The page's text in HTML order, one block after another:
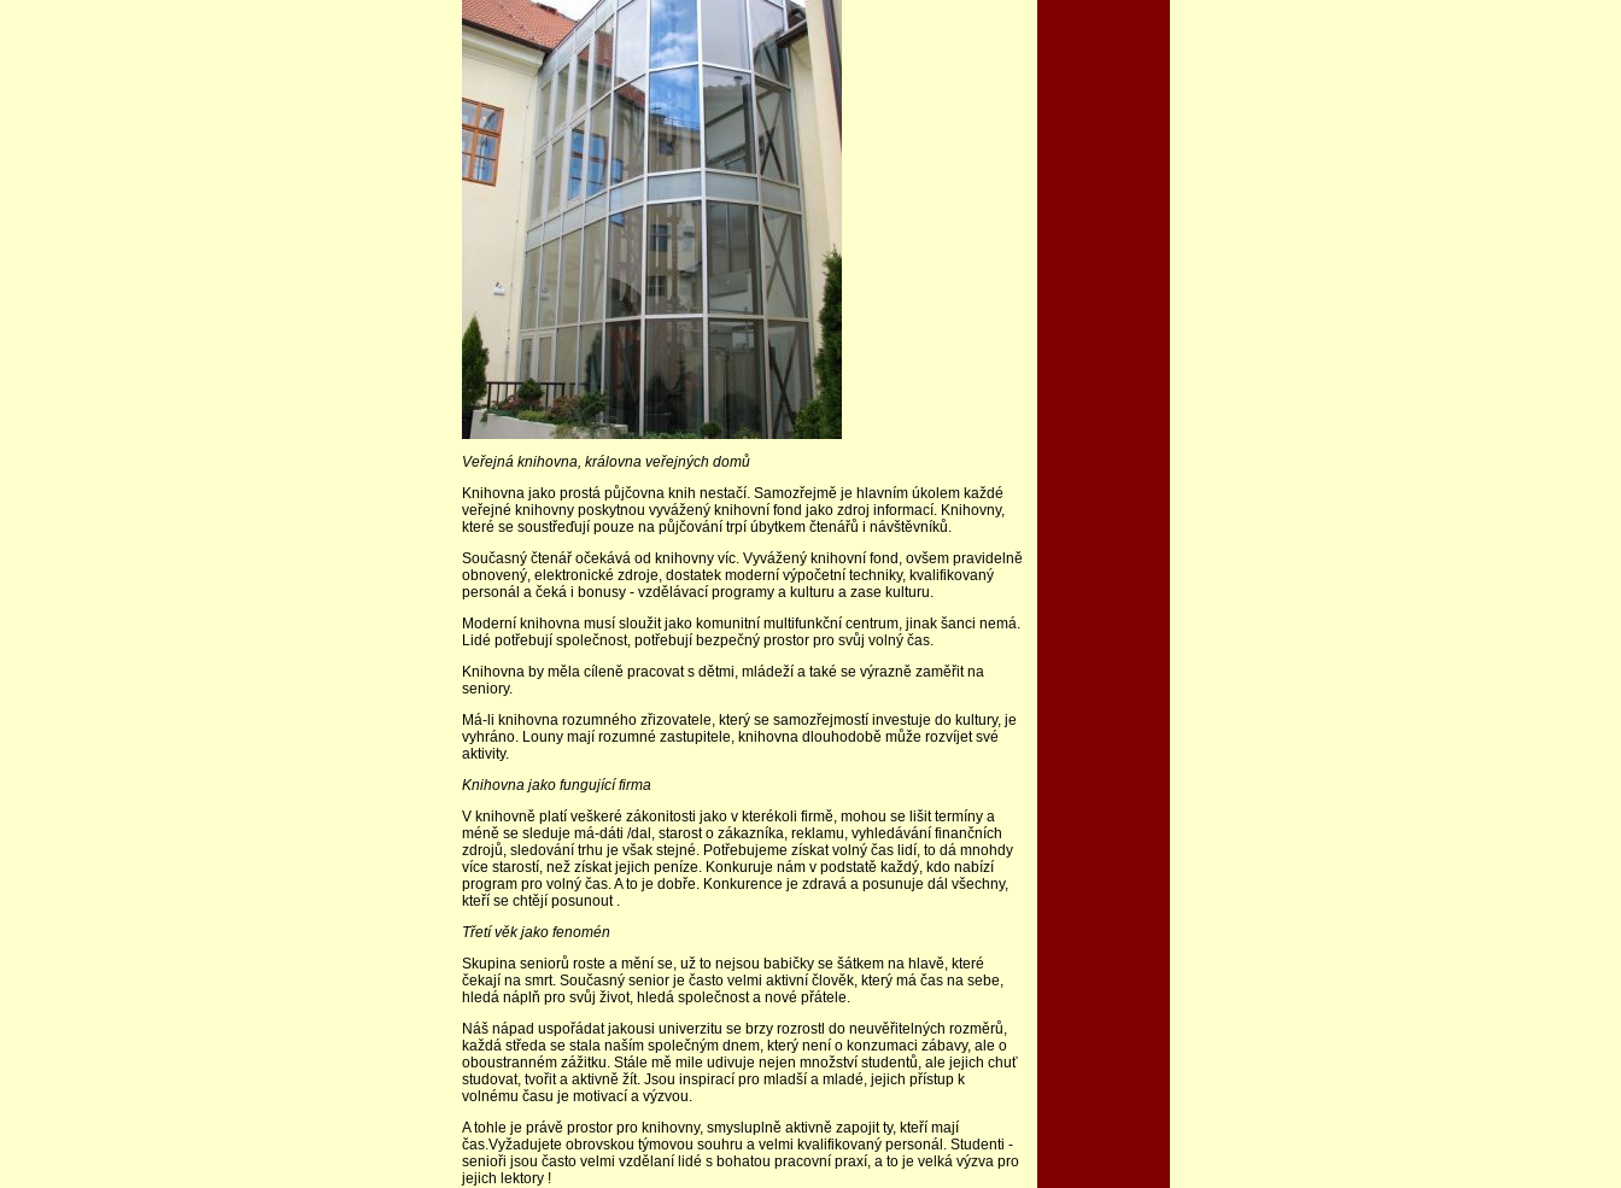
Veřejná knihovna, královna veřejných domů
Knihovna jako prostá půjčovna knih nestačí. Samozřejmě je hlavním úkolem každé
veřejné knihovny poskytnou vyvážený knihovní fond jako zdroj informací. Knihovny,
které se soustřeďují pouze na půjčování trpí úbytkem čtenářů i návštěvníků.
Současný čtenář očekává od knihovny víc. Vyvážený knihovní fond, ovšem pravidelně
obnovený, elektronické zdroje, dostatek moderní výpočetní techniky, kvalifikovaný
personál a čeká i bonusy - vzdělávací programy a kulturu a zase kulturu.
Moderní knihovna musí sloužit jako komunitní multifunkční centrum, jinak šanci nemá.
Lidé potřebují společnost, potřebují bezpečný prostor pro svůj volný čas.
Knihovna by měla cíleně pracovat s dětmi, mládeží a také se výrazně zaměřit na
seniory.
Má-li knihovna rozumného zřizovatele, který se samozřejmostí investuje do kultury, je
vyhráno. Louny mají rozumné zastupitele, knihovna dlouhodobě může rozvíjet své
aktivity.
Knihovna jako fungující firma
V knihovně platí veškeré zákonitosti jako v kterékoli firmě, mohou se lišit termíny a
méně se sleduje má-dáti /dal, starost o zákazníka, reklamu, vyhledávání finančních
zdrojů, sledování trhu je však stejné. Potřebujeme získat volný čas lidí, to dá mnohdy
více starostí, než získat jejich peníze. Konkuruje nám v podstatě každý, kdo nabízí
program pro volný čas. A to je dobře. Konkurence je zdravá a posunuje dál všechny,
kteří se chtějí posunout .
Třetí věk jako fenomén
Skupina seniorů roste a mění se, už to nejsou babičky se šátkem na hlavě, které
čekají na smrt. Současný senior je často velmi aktivní člověk, který má čas na sebe,
hledá náplň pro svůj život, hledá společnost a nové přátele.
Náš nápad uspořádat jakousi univerzitu se brzy rozrostl do neuvěřitelných rozměrů,
každá středa se stala naším společným dnem, který není o konzumaci zábavy, ale o
oboustranném zážitku. Stále mě mile udivuje nejen množství studentů, ale jejich chuť
studovat, tvořit a aktivně žít. Jsou inspirací pro mladší a mladé, jejich přístup k
volnému času je motivací a výzvou.
A tohle je právě prostor pro knihovny, smysluplně aktivně zapojit ty, kteří mají
čas.Vyžadujete obrovskou týmovou souhru a velmi kvalifikovaný personál. Studenti -
senioři jsou často velmi vzdělaní lidé s bohatou pracovní praxí, a to je velká výzva pro
jejich lektory !